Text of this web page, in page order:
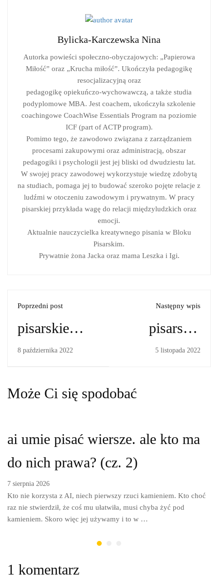
Bylicka-Karczewska Nina
Autorka powieści społeczno-obyczajowych: „Papierowa
Miłość” oraz „Krucha miłość”. Ukończyła pedagogikę
resocjalizacyjną oraz
pedagogikę opiekuńczo-wychowawczą, a także studia
podyplomowe MBA. Jest coachem, ukończyła szkolenie
coachingowe CoachWise Essentials Program na poziomie
ICF (part of ACTP program).
Pomimo tego, że zawodowo związana z zarządzaniem
procesami zakupowymi oraz administracją, obszar
pedagogiki i psychologii jest jej bliski od dwudziestu lat.
W swojej pracy zawodowej wykorzystuje wiedzę zdobytą
na studiach, pomaga jej to budować szeroko pojęte relacje z
ludźmi w otoczeniu zawodowym i prywatnym. W pracy
pisarskiej przykłada wagę do relacji międzyludzkich oraz
emocji.
Aktualnie nauczycielka kreatywnego pisania w Bloku
Pisarskim.
Prywatnie żona Jacka oraz mama Leszka i Igi.
Poprzedni post
pisarskie
pytania i
(q&a) część 2
8 października 2022
Następny wpis
pisarskie
pytania i
(q&a) cz. 3
5 listopada 2022
Może Ci się spodobać
ai umie pisać wiersze. ale kto ma
do nich prawa? (cz. 2)
7 sierpnia 2026
Kto nie korzysta z AI, niech pierwszy rzuci kamieniem. Kto choć
raz nie stwierdził, że coś mu ułatwiła, musi chyba żyć pod
kamieniem. Skoro więc jej używamy i to w …
1 komentarz